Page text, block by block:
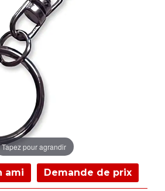
Tapez pour agrandir
ami Demande de prix